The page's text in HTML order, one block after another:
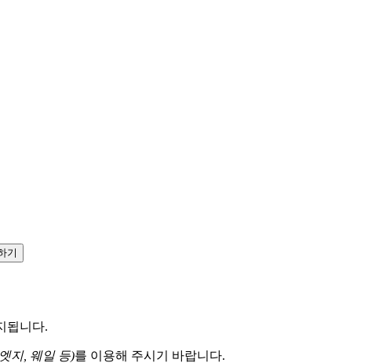
기
됩니다.
지, 웨일 등)를 이용해 주시기 바랍니다.